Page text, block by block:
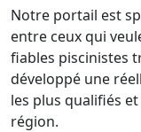
Notre portail est
entre ceux qui
fiables piscinistes
développé une
les plus qualifiés
région.